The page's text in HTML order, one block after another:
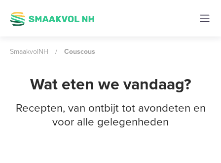
SmaakvolNH / Couscous
Wat eten we vandaag?
Recepten, van ontbijt tot avondeten en
voor alle gelegenheden